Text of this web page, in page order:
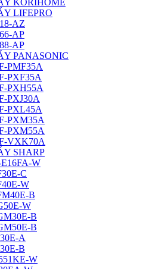
KORIHOME
LIFEPRO
AZ
AP
AP
PANASONIC
PMF35A
PXF35A
PXH55A
PXJ30A
PXL45A
PXM35A
PXM55A
VXK70A
SHARP
E16FA-W
C
W
B
W
B
B
A
B
W